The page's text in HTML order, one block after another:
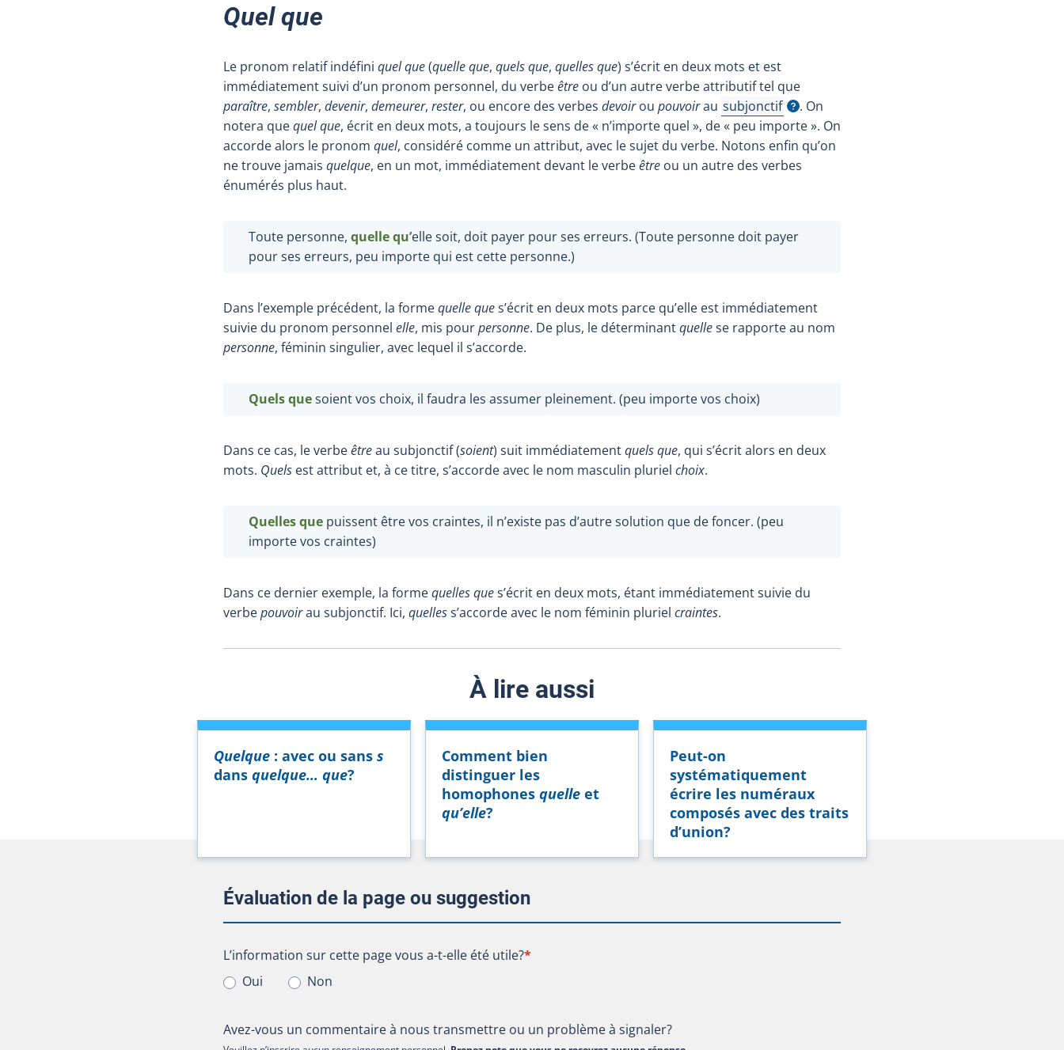
Quel que
Le pronom relatif indéfini quel que(quelle que, quels que, quelles que) s’écrit en deux mots et est
immédiatement suivi d’un pronom personnel, du verbeêtre ou d’un autre verbe attributif tel que
paraître, sembler, devenir, demeurer, rester, ou encore des verbes devoirou pouvoirau subjonctif
Afficher l'infobulle
. On
notera quequel que, écrit en deux mots, a toujours le sens de « n’importe quel », de « peu importe ». On
accorde alors le pronom quel, considéré comme un attribut, avec le sujet du verbe. Notons enfin qu’on
ne trouve jamais quelque, en un mot, immédiatement devant le verbeêtre ou un autre des verbes
énumérés plus haut.
Toute personne, quellequ’elle soit, doit payer pour ses erreurs. (Toute personne doit payer
pour ses erreurs, peu importe qui est cette personne.)
Dans l’exemple précédent, la formequelle ques’écrit en deux mots parce qu’elle est immédiatement
suivie du pronom personnel elle, mis pourpersonne. De plus, le déterminantquellese rapporte au nom
personne, féminin singulier, avec lequel il s’accorde.
Quelsquesoient vos choix, il faudra les assumer pleinement. (peu importe vos choix)
Dans ce cas, le verbeêtreau subjonctif (soient) suit immédiatementquels que, qui s’écrit alors en deux
mots. Quels est attribut et, à ce titre, s’accorde avec le nom masculin pluriel choix.
Quelles que puissent être vos craintes, il n’existe pas d’autre solution que de foncer. (peu
importe vos craintes)
Dans ce dernier exemple, la formequelles ques’écrit en deux mots, étant immédiatement suivie du
verbepouvoirau subjonctif. Ici, quelless’accorde avec le nom féminin pluriel craintes.
À lire aussi
Quelque : avec ou sans s
dans quelque… que?
Comment bien
distinguer les
homophones quelle et
qu’elle?
Peut-on
systématiquement
écrire les numéraux
composés avec des traits
d’union?
Évaluation de la page ou suggestion
L’information sur cette page vous a-t-elle été utile?
L’information sur cette page vous a-t-elle été utile?*
Oui
Non
Avez-vous un commentaire à nous transmettre ou un problème à signaler?